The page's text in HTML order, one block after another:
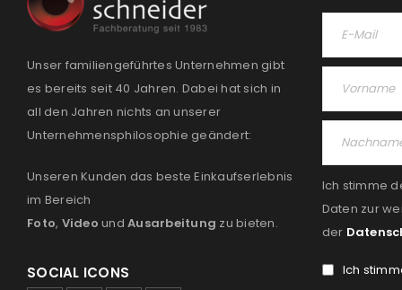
Unser familiengeführtes Unternehmen gibt
es bereits seit 40 Jahren. Dabei hat sich in
all den Jahren nichts an unserer
Unternehmensphilosophie geändert:
Unseren Kunden das beste Einkaufserlebnis
im Bereich
Foto, Video und Ausarbeitung zu bieten.
SOCIAL ICONS
Ich stimme
Daten zur
der
Ich